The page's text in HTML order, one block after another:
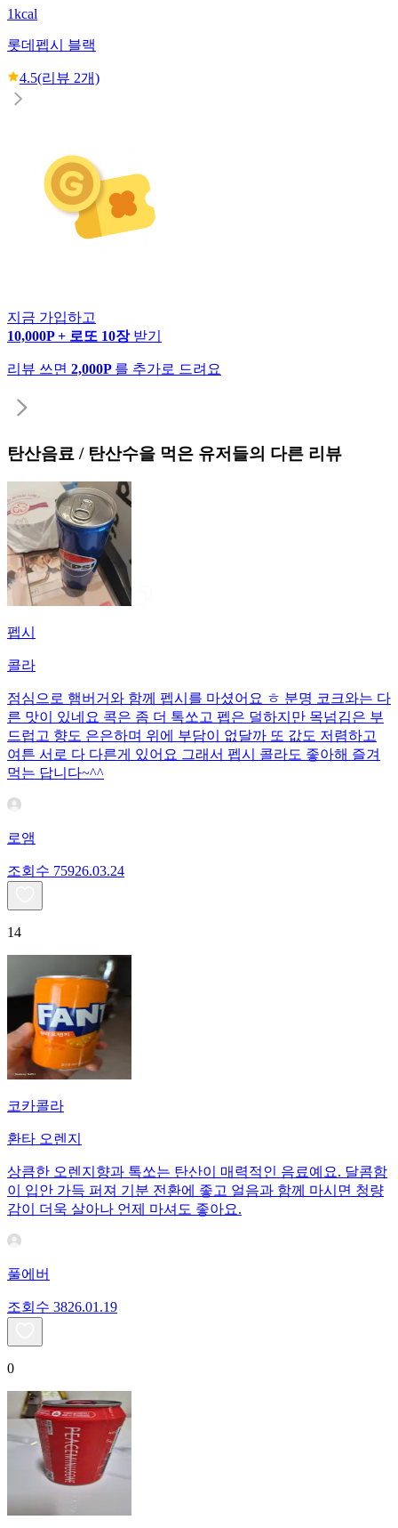
1kcal
롯데 펩시 블랙
4.5(리뷰 2개)
지금 가입하고
10,000P + 로또 10장 받기
리뷰 쓰면 2,000P 를 추가로 드려요
탄산음료 / 탄산수을 먹은 유저들의 다른 리뷰
펩시
콜라
점심으로 햄버거와 함께 펩시를 마셨어요 ㅎ 분명 코크와는 다
른 맛이 있네요 콕은 좀 더 톡쏘고 펩은 덜하지만 목넘김은 부
드럽고 향도 은은하며 위에 부담이 없달까 또 값도 저렴하고
여튼 서로 다 다른게 있어요 그래서 펩시 콜라도 좋아해 즐겨
먹는 답니다~^^
로앰
조회수 75926.03.24
14
코카콜라
환타 오렌지
상큼한 오렌지향과 톡쏘는 탄산이 매력적인 음료예요. 달콤함
이 입안 가득 퍼져 기분 전환에 좋고 얼음과 함께 마시면 청량
감이 더욱 살아나 언제 마셔도 좋아요.
풀에버
조회수 3826.01.19
0